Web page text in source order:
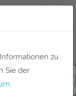
zu
Sie der